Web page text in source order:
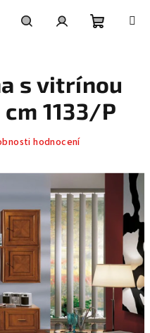
košík
s vitrínou
1133/P
hodnocení